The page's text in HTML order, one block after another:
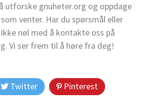
utforske gnuheter.org og oppdage
venter. Har du spørsmål eller
nøl med å kontakte oss på
. Vi ser frem til å høre fra deg!
Twitter
Pinterest